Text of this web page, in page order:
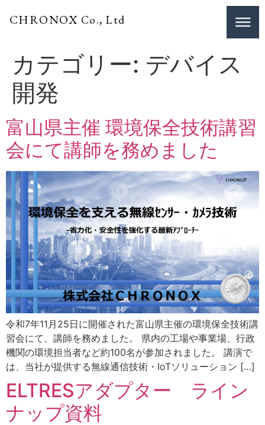
CHRONOX Co., Ltd
カテゴリー: デバイス
開発
富山県主催 環境保全技術講習
会にて講師を務めました
令和7年11月25日に開催された富山県主催の環境保全技術講
習会にて、講師を務めました。 県内の工場や事業場、行政
機関の環境担当者など約100名が参加されました。 講演で
は、当社が提供する無線通信技術・IoTソリューション […]
ELTRESアダプター ライン
ナップ資料